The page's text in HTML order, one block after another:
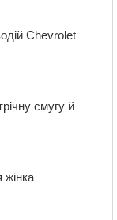
Chevrolet
смугу й